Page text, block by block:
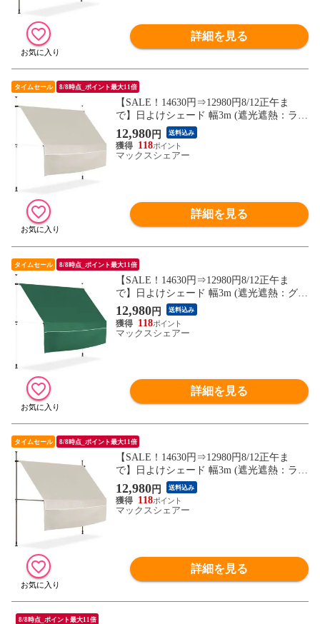
詳細を見る
タイムセール 8/8時点_ポイント最大11倍
【SALE！14630円⇒12980円8/12正午ま
で】日よけシェード 幅3m (遮光遮熱：ライ
トベージュ/ホワイトフレーム/本体&前幕
付セット) つっぱり式 巻き上げ オーニング
UVカット 撥水 サンシェード 折りたたみ
12,980円 送料込み
118
マックスシェアー
詳細を見る
タイムセール 8/8時点_ポイント最大11倍
【SALE！14630円⇒12980円8/12正午ま
で】日よけシェード 幅3m (遮光遮熱：グリ
ーン/ホワイトフレーム/本体&前幕付セッ
ト) つっぱり式 巻き上げ オーニング UVカ
ット 撥水 サンシェード 折りたたみ 目隠し
12,980円 送料込み
118
マックスシェアー
詳細を見る
タイムセール 8/8時点_ポイント最大11倍
【SALE！14630円⇒12980円8/12正午ま
で】日よけシェード 幅3m (遮光遮熱：ライ
トベージュ/ブラウンフレーム/本体&前幕
付セット) つっぱり式 巻き上げ オーニング
UVカット 撥水 サンシェード 折りたたみ
12,980円 送料込み
118
マックスシェアー
詳細を見る
8/8時点_ポイント最大11倍